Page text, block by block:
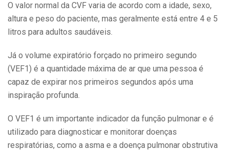
O valor normal da CVF varia de acordo com a idade, sexo,
altura e peso do paciente, mas geralmente está entre 4 e 5
litros para adultos saudáveis.
Já o volume expiratório forçado no primeiro segundo
(VEF1) é a quantidade máxima de ar que uma pessoa é
capaz de expirar nos primeiros segundos após uma
inspiração profunda.
O VEF1 é um importante indicador da função pulmonar e é
utilizado para diagnosticar e monitorar doenças
respiratórias, como a asma e a doença pulmonar obstrutiva